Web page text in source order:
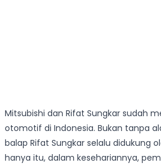
Mitsubishi dan Rifat Sungkar sudah
otomotif di Indonesia. Bukan tanpa
balap Rifat Sungkar selalu didukung
hanya itu, dalam kesehariannya,